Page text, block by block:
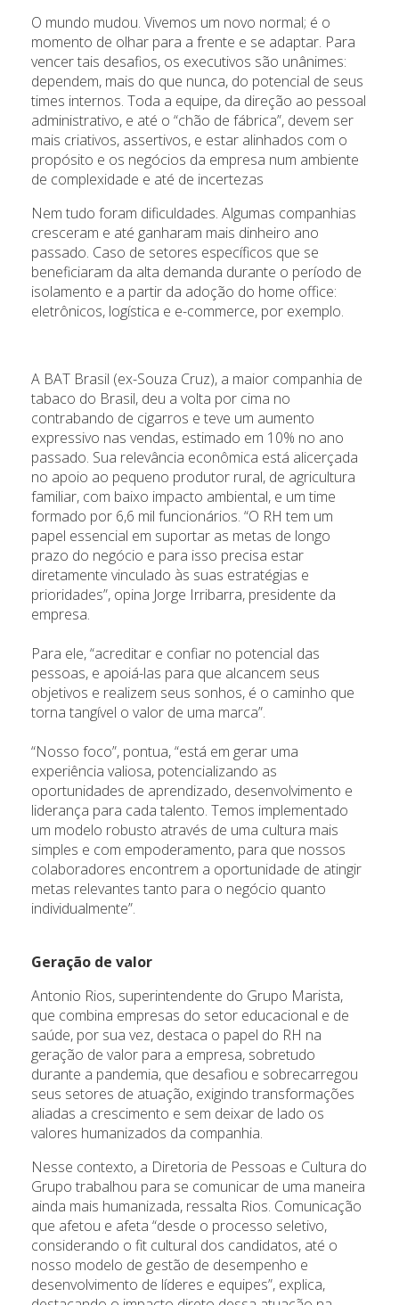
O mundo mudou. Vivemos um novo normal; é o
momento de olhar para a frente e se adaptar. Para
vencer tais desafios, os executivos são unânimes:
dependem, mais do que nunca, do potencial de seus
times internos. Toda a equipe, da direção ao pessoal
administrativo, e até o “chão de fábrica”, devem ser
mais criativos, assertivos, e estar alinhados com o
propósito e os negócios da empresa num ambiente
de complexidade e até de incertezas
Nem tudo foram dificuldades. Algumas companhias
cresceram e até ganharam mais dinheiro ano
passado. Caso de setores específicos que se
beneficiaram da alta demanda durante o período de
isolamento e a partir da adoção do home office:
eletrônicos, logística e e-commerce, por exemplo.
A BAT Brasil (ex-Souza Cruz), a maior companhia de
tabaco do Brasil, deu a volta por cima no
contrabando de cigarros e teve um aumento
expressivo nas vendas, estimado em 10% no ano
passado. Sua relevância econômica está alicerçada
no apoio ao pequeno produtor rural, de agricultura
familiar, com baixo impacto ambiental, e um time
formado por 6,6 mil funcionários. “O RH tem um
papel essencial em suportar as metas de longo
prazo do negócio e para isso precisa estar
diretamente vinculado às suas estratégias e
prioridades”, opina Jorge Irribarra, presidente da
empresa.
Para ele, “acreditar e confiar no potencial das
pessoas, e apoiá-las para que alcancem seus
objetivos e realizem seus sonhos, é o caminho que
torna tangível o valor de uma marca”.
“Nosso foco”, pontua, “está em gerar uma
experiência valiosa, potencializando as
oportunidades de aprendizado, desenvolvimento e
liderança para cada talento. Temos implementado
um modelo robusto através de uma cultura mais
simples e com empoderamento, para que nossos
colaboradores encontrem a oportunidade de atingir
metas relevantes tanto para o negócio quanto
individualmente”.
Geração de valor
Antonio Rios, superintendente do Grupo Marista,
que combina empresas do setor educacional e de
saúde, por sua vez, destaca o papel do RH na
geração de valor para a empresa, sobretudo
durante a pandemia, que desafiou e sobrecarregou
seus setores de atuação, exigindo transformações
aliadas a crescimento e sem deixar de lado os
valores humanizados da companhia.
Nesse contexto, a Diretoria de Pessoas e Cultura do
Grupo trabalhou para se comunicar de uma maneira
ainda mais humanizada, ressalta Rios. Comunicação
que afetou e afeta “desde o processo seletivo,
considerando o fit cultural dos candidatos, até o
nosso modelo de gestão de desempenho e
desenvolvimento de líderes e equipes”, explica,